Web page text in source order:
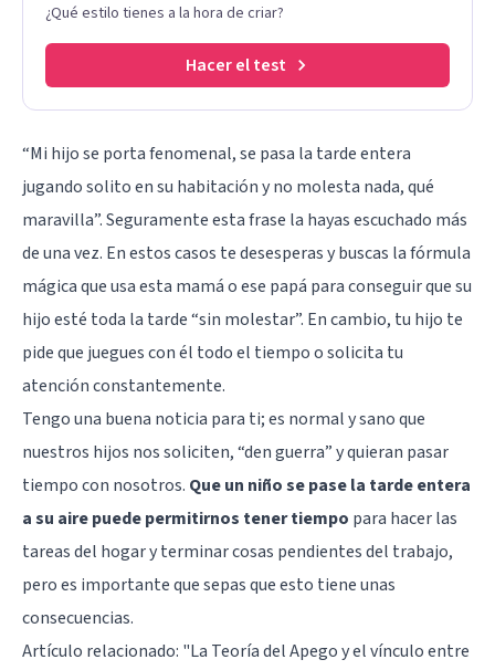
¿Qué estilo tienes a la hora de criar?
Hacer el test
“Mi hijo se porta fenomenal, se pasa la tarde entera
jugando solito en su habitación y no molesta nada, qué
maravilla”. Seguramente esta frase la hayas escuchado más
de una vez. En estos casos te desesperas y buscas la fórmula
mágica que usa esta mamá o ese papá para conseguir que su
hijo esté toda la tarde “sin molestar”. En cambio, tu hijo te
pide que juegues con él todo el tiempo o solicita tu
atención constantemente.
Tengo una buena noticia para ti; es normal y sano que
nuestros hijos nos soliciten, “den guerra” y quieran pasar
tiempo con nosotros. Que un niño se pase la tarde entera
a su aire puede permitirnos tener tiempo para hacer las
tareas del hogar y terminar cosas pendientes del trabajo,
pero es importante que sepas que esto tiene unas
consecuencias.
Artículo relacionado: "La Teoría del Apego y el vínculo entre